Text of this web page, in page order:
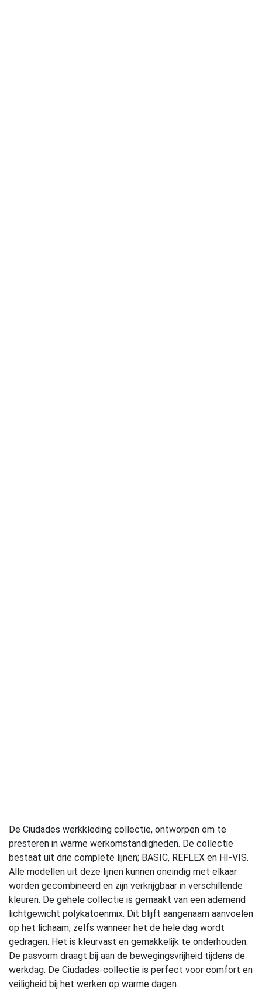
De Ciudades werkkleding collectie, ontworpen om te
presteren in warme werkomstandigheden. De collectie
bestaat uit drie complete lijnen; BASIC, REFLEX en HI-VIS.
Alle modellen uit deze lijnen kunnen oneindig met elkaar
worden gecombineerd en zijn verkrijgbaar in verschillende
kleuren. De gehele collectie is gemaakt van een ademend
lichtgewicht polykatoenmix. Dit blijft aangenaam aanvoelen
op het lichaam, zelfs wanneer het de hele dag wordt
gedragen. Het is kleurvast en gemakkelijk te onderhouden.
De pasvorm draagt bij aan de bewegingsvrijheid tijdens de
werkdag. De Ciudades-collectie is perfect voor comfort en
veiligheid bij het werken op warme dagen.